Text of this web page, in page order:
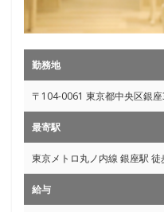
勤務地
〒104-0061 東京都中央区銀
最寄駅
東京メトロ丸ノ内線 銀座駅 徒
給与